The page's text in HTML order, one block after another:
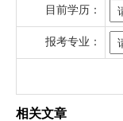
目前学历：
报考专业：
相关文章